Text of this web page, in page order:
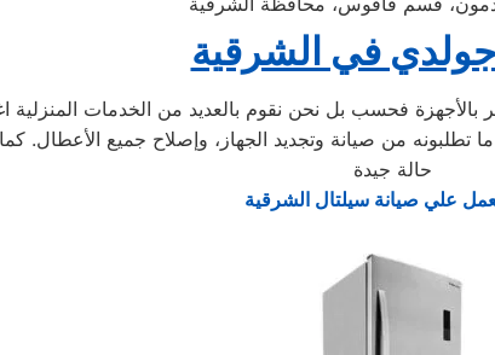
في الشرقية
فحسب بل نحن نقوم بالعديد من الخدمات المنزلية
حالة جيدة
علي صيانة سيلتال الشرقية